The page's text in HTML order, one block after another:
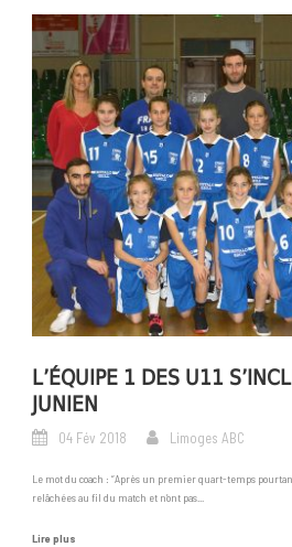
L’ÉQUIPE 1 DES U11
JUNIEN
04 Fév 2018 Limoges ABC
Le mot du coach : “Après un premier quart-temps
relâchées au fil du match et n’ont pas...
Lire plus